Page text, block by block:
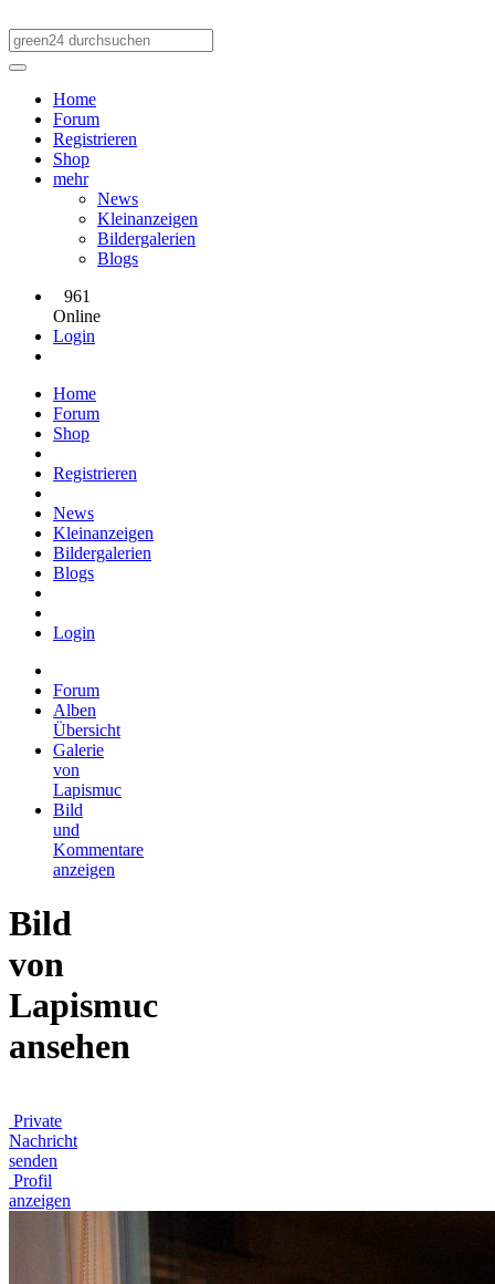
Home
Forum
Registrieren
Shop
mehr
News
Kleinanzeigen
Bildergalerien
Blogs
961
Online
Login
Home
Forum
Shop
Registrieren
News
Kleinanzeigen
Bildergalerien
Blogs
Login
Forum
Alben
Übersicht
Galerie
von
Lapismuc
Bild
und
Kommentare
anzeigen
Bild
von
Lapismuc
ansehen
Private
Nachricht
senden
Profil
anzeigen